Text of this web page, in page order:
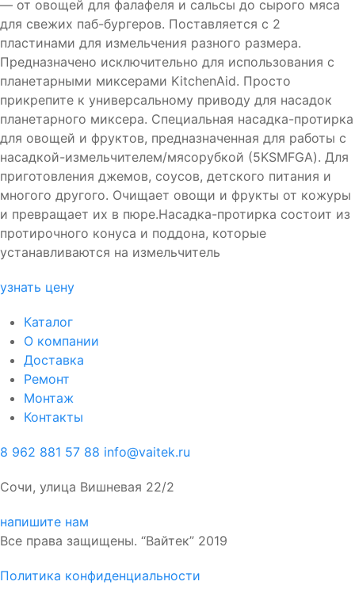
— от овощей для фалафеля и сальсы до сырого мяса
для свежих паб-бургеров. Поставляется с 2
пластинами для измельчения разного размера.
Предназначено исключительно для использования с
планетарными миксерами KitchenAid. Просто
прикрепите к универсальному приводу для насадок
планетарного миксера. Специальная насадка-протирка
для овощей и фруктов, предназначенная для работы с
насадкой-измельчителем/мясорубкой (5KSMFGA). Для
приготовления джемов, соусов, детского питания и
многого другого. Очищает овощи и фрукты от кожуры
и превращает их в пюре.Насадка-протирка состоит из
протирочного конуса и поддона, которые
устанавливаются на измельчитель
узнать цену
Каталог
О компании
Доставка
Ремонт
Монтаж
Контакты
8 962 881 57 88 info@vaitek.ru
Сочи, улица Вишневая 22/2
напишите нам
Все права защищены. “Вайтек” 2019
Политика конфиденциальности